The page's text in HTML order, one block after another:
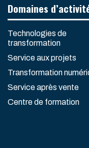
Domaines
Technologies de
transformation
Service aux projets
Transformation
Service après vente
Centre de formation